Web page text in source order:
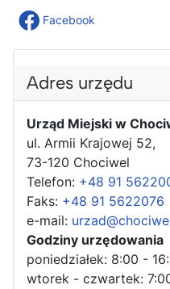
Facebook
Adres urzędu
Urząd Miejski w
ul. Armii Krajowej 52,
73-120 Chociwel
Telefon: +48 91
Faks: +48 91 5622076
e-mail:
Godziny urzędowania
poniedziałek: 8:00 -
wtorek - czwartek: